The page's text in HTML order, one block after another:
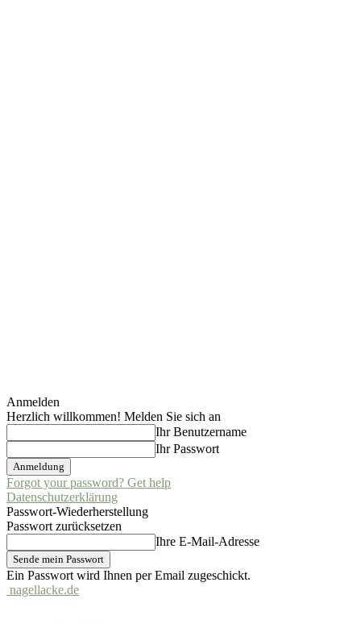
Anmelden
Herzlich willkommen! Melden Sie sich an
Ihr Benutzername
Ihr Passwort
Forgot your password? Get help
Datenschutzerklärung
Passwort-Wiederherstellung
Passwort zurücksetzen
Ihre E-Mail-Adresse
Ein Passwort wird Ihnen per Email zugeschickt.
nagellacke.de